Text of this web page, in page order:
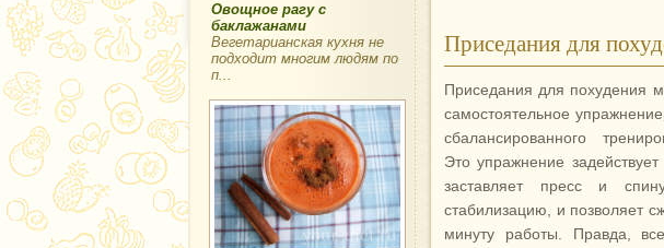
Овощное рагу с
баклажанами
Вегетарианская кухня не
подходит многим людям по
п...
Приседания для
Приседания для похудения
самостоятельное
сбалансированного
Это упражнение
заставляет пресс и
стабилизацию, и позволяет
минуту работы. Правда,